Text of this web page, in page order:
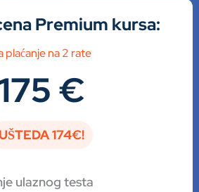
Premium kursa:
plaćanje na 2 rate
175 €
UŠTEDA 174€!
ulaznog testa